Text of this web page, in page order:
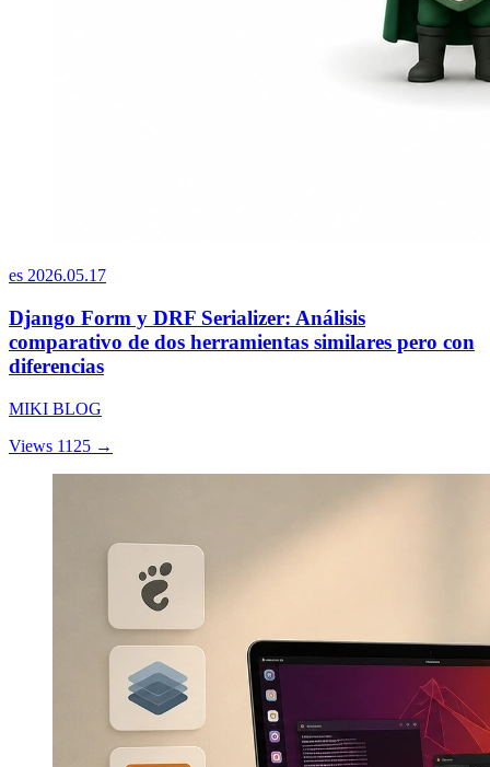
es 2026.05.17
Django Form y DRF Serializer: Análisis
comparativo de dos herramientas similares pero con
diferencias
MIKI BLOG
Views 1125 →